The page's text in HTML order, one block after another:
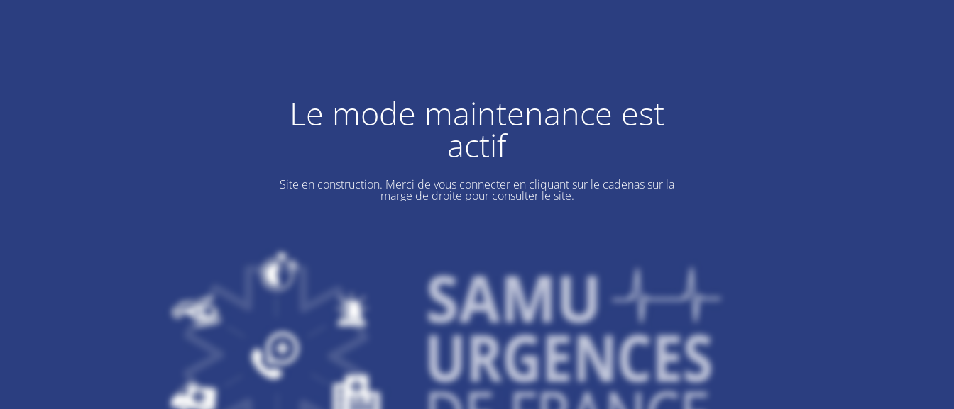
Le mode maintenance est
actif
Site en construction. Merci de vous connecter en cliquant sur le cadenas sur la
marge de droite pour consulter le site.